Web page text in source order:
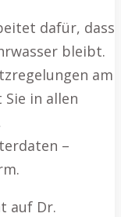
dafür, dass
bleibt.
am
in allen
–
auf Dr.